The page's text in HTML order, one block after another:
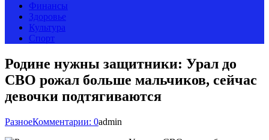
Финансы
Здоровье
Культура
Спорт
Родине нужны защитники: Урал до
СВО рожал больше мальчиков, сейчас
девочки подтягиваются
РазноеКомментарии: 0admin